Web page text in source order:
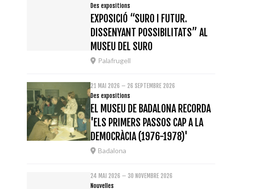
Des expositions
EXPOSICIÓ “SURO I FUTUR.
DISSENYANT POSSIBILITATS” AL
MUSEU DEL SURO
Palafrugell
21 MAI 2026 – 26 SEPTEMBRE 2026
Des expositions
EL MUSEU DE BADALONA RECORDA
'ELS PRIMERS PASSOS CAP A LA
DEMOCRÀCIA (1976-1978)'
Badalona
24 MAI 2026 – 30 NOVEMBRE 2026
Nouvelles